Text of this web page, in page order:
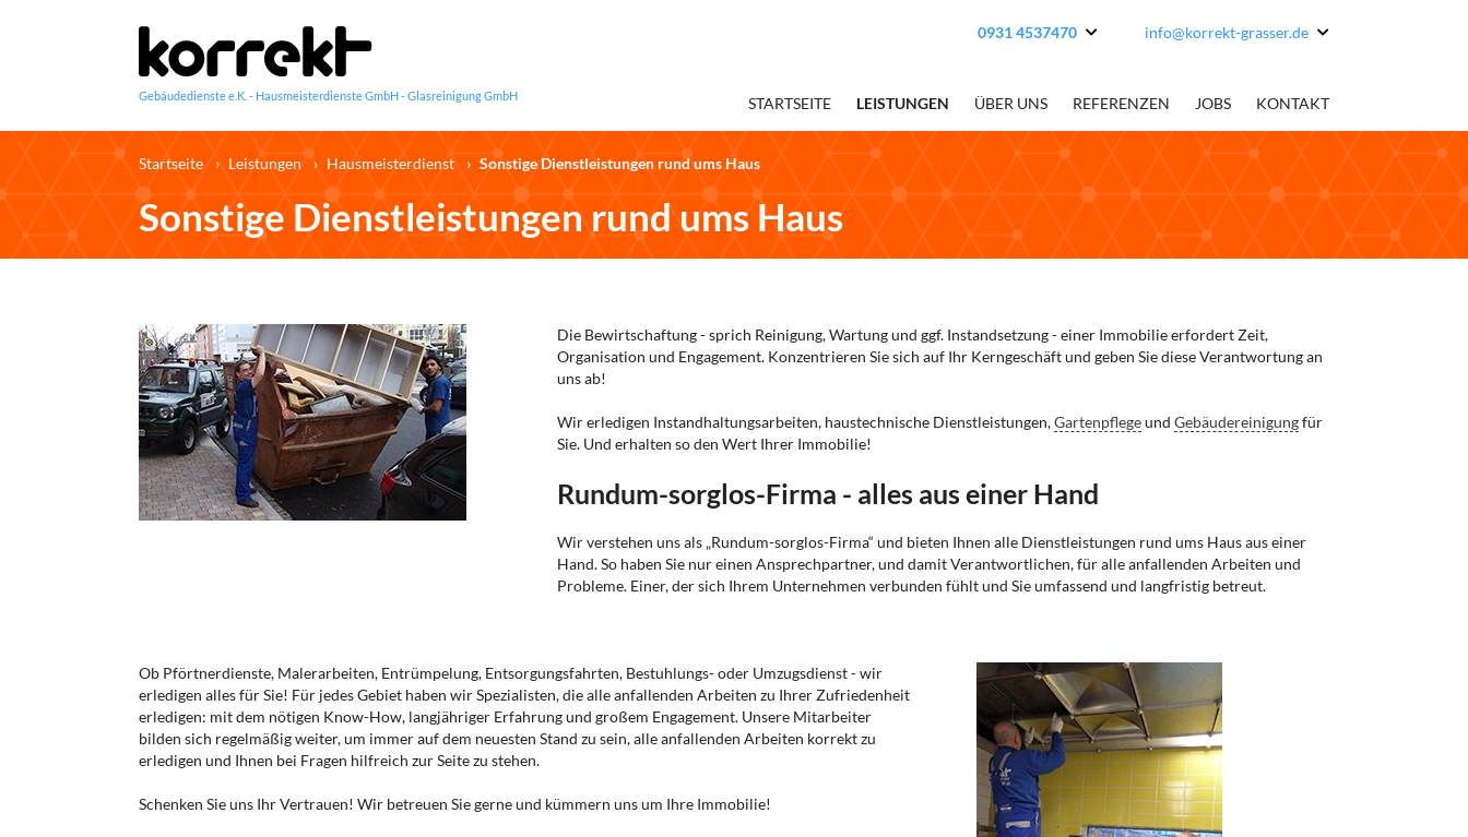
0931 4537470 info@korrekt-grasser.de
STARTSEITE LEISTUNGEN ÜBER UNS REFERENZEN JOBS KONTAKT
Startseite Leistungen Hausmeisterdienst Sonstige Dienstleistungen rund ums Haus
Sonstige Dienstleistungen rund ums Haus
Die Bewirtschaftung - sprich Reinigung, Wartung und ggf. Instandsetzung - einer Immobilie erfordert Zeit,
Organisation und Engagement. Konzentrieren Sie sich auf Ihr Kerngeschäft und geben Sie diese Verantwortung an
uns ab!
Wir erledigen Instandhaltungsarbeiten, haustechnische Dienstleistungen,GartenpflegeundGebäudereinigungfür
Sie. Und erhalten so den Wert Ihrer Immobilie!
Rundum-sorglos-Firma - alles aus einer Hand
Wir verstehen uns als „Rundum-sorglos-Firma“ und bieten Ihnen alle Dienstleistungen rund ums Haus aus einer
Hand. So haben Sie nur einen Ansprechpartner, und damit Verantwortlichen, für alle anfallenden Arbeiten und
Probleme. Einer, der sich Ihrem Unternehmen verbunden fühlt und Sie umfassend und langfristig betreut.
Ob Pförtnerdienste, Malerarbeiten, Entrümpelung, Entsorgungsfahrten, Bestuhlungs- oder Umzugsdienst - wir
erledigen alles für Sie! Für jedes Gebiet haben wir Spezialisten, die alle anfallenden Arbeiten zu Ihrer Zufriedenheit
erledigen: mit dem nötigen Know-How, langjähriger Erfahrung und großem Engagement. Unsere Mitarbeiter
bilden sich regelmäßig weiter, um immer auf dem neuesten Stand zu sein, alle anfallenden Arbeiten korrekt zu
erledigen und Ihnen bei Fragen hilfreich zur Seite zu stehen.
Schenken Sie uns Ihr Vertrauen! Wir betreuen Sie gerne und kümmern uns um Ihre Immobilie!